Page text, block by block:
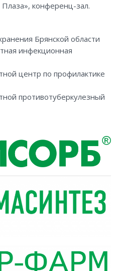
конференц-зал.
Брянской области
инфекционная
центр по профилактике
противотуберкулезный